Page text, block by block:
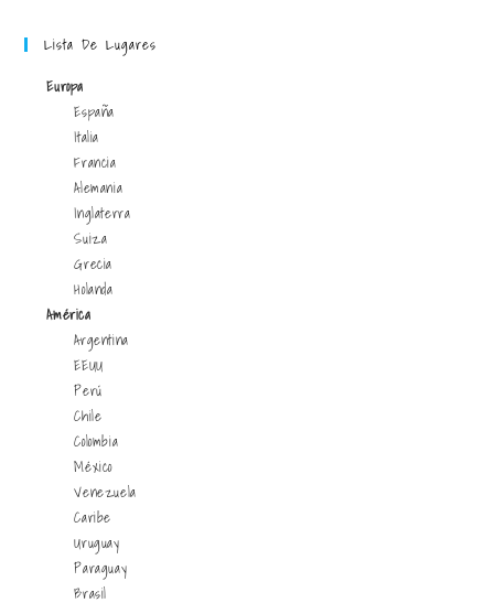
Lista De Lugares
Europa
España
Italia
Francia
Alemania
Inglaterra
Suiza
Grecia
Holanda
América
Argentina
EEUU
Perú
Chile
Colombia
México
Venezuela
Caribe
Uruguay
Paraguay
Brasil